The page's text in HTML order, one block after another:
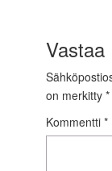
Vastaa
on merkitty *
Kommentti *